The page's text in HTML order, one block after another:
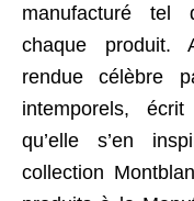
manufacturé tel
chaque produit.
rendue célèbre
intemporels,
qu’elle s’en
collection